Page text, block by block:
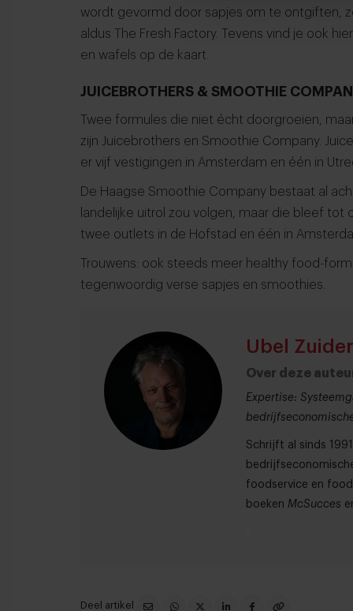
wordt gevormd door sapjes om te ontgiften,
aldus The Fresh Factory. Tevens vind je ook
en wafels op de kaart.
JUICEBROTHERS & SMOOTHIE
Twee formules die niet écht doorgroeien,
zijn Juicebrothers en Smoothie Company.
er vijf vestigingen in Amsterdam en één in
De Haagse Smoothie Company bestaat al
landelijke uitrol zou volgen, maar die bleef
twee outlets in de Hofstad en één in
Trouwens: ook steeds meer healthy food-
tegenwoordig verse sapjes en smoothies.
Ubel
Over deze
Expertise:
Schrijft al sinds
foodservice en
boeken McSucces
Deel artikel